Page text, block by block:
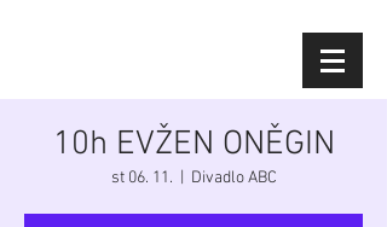
10h EVŽEN ONĚGIN
st 06. 11. Divadlo ABC